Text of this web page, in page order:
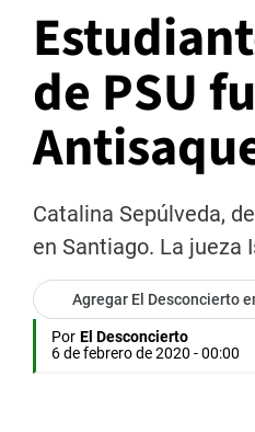
de PSU
Catalina Sepúlveda,
en Santiago. La jueza
Agregar El Desconcierto
Por El Desconcierto
6 de febrero de 2020 - 00:00